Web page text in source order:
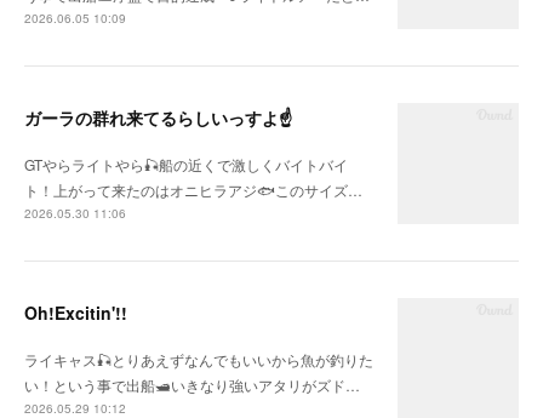
2026.06.05 10:09
ガーラの群れ来てるらしいっすよ☝
GTやらライトやら🎣船の近くで激しくバイトバイ
ト！上がって来たのはオニヒラアジ🐟このサイズ…
2026.05.30 11:06
Oh!Excitin'!!
ライキャス🎣とりあえずなんでもいいから魚が釣りた
い！という事で出船🛥いきなり強いアタリがズド…
2026.05.29 10:12